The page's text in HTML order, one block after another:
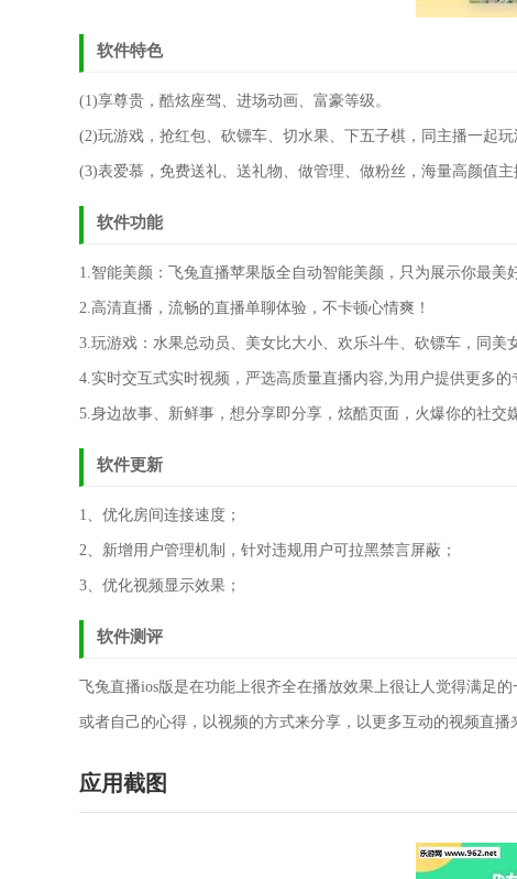
软件特色
(1)享尊贵，酷炫座驾、进场动画、富豪等级。
(2)玩游戏，抢红包、砍镖车、切水果、下五子棋，同主播一起玩
(3)表爱慕，免费送礼、送礼物、做管理、做粉丝，海量高颜值
软件功能
1.智能美颜：飞兔直播苹果版全自动智能美颜，只为展示你最美
2.高清直播，流畅的直播单聊体验，不卡顿心情爽！
3.玩游戏：水果总动员、美女比大小、欢乐斗牛、砍镖车，同美
4.实时交互式实时视频，严选高质量直播内容,为用户提供更多
5.身边故事、新鲜事，想分享即分享，炫酷页面，火爆你的社交
软件更新
1、优化房间连接速度；
2、新增用户管理机制，针对违规用户可拉黑禁言屏蔽；
3、优化视频显示效果；
软件测评
飞兔直播ios版是在功能上很齐全在播放效果上很让人觉得满足
或者自己的心得，以视频的方式来分享，以更多互动的视频直播
应用截图